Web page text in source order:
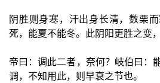
阴胜则身寒，汗出身长清，数栗
死，能夏不能冬。此阴阳更胜之变
帝曰：调此二者，奈何？岐伯曰：
调，不知用此，则早衰之节也。